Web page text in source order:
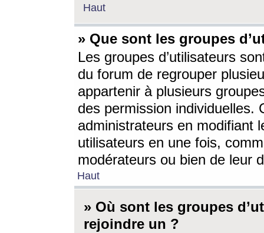
Haut
» Que sont les groupes
Les groupes d’utilisateurs
du forum de regrouper
appartenir à plusieurs
des permission individuelles.
administrateurs en modifiant
utilisateurs en une fois,
modérateurs ou bien de leur
Haut
» Où sont les groupes
rejoindre un ?